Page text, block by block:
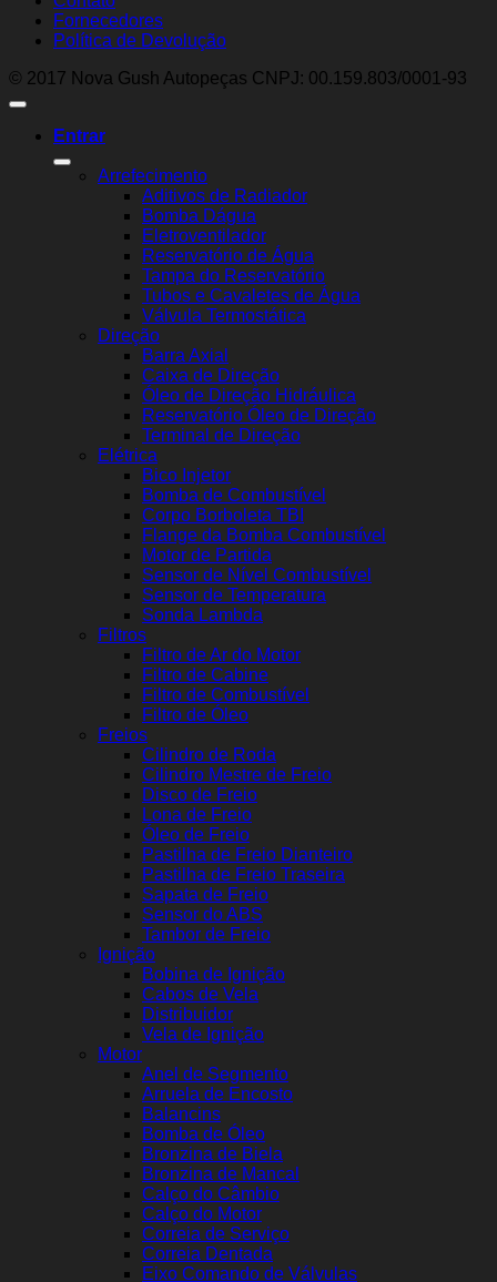
Fornecedores
Política de Devolução
© 2017 Nova Gush Autopeças CNPJ: 00.159.803/0001-93
Entrar
Arrefecimento
Aditivos de Radiador
Bomba Dágua
Eletroventilador
Reservatório de Água
Tampa do Reservatório
Tubos e Cavaletes de Água
Válvula Termostática
Direção
Barra Axial
Caixa de Direção
Óleo de Direção Hidráulica
Reservatório Óleo de Direção
Terminal de Direção
Elétrica
Bico Injetor
Bomba de Combustível
Corpo Borboleta TBI
Flange da Bomba Combustível
Motor de Partida
Sensor de Nível Combustível
Sensor de Temperatura
Sonda Lambda
Filtros
Filtro de Ar do Motor
Filtro de Cabine
Filtro de Combustível
Filtro de Óleo
Freios
Cilindro de Roda
Cilindro Mestre de Freio
Disco de Freio
Lona de Freio
Óleo de Freio
Pastilha de Freio Dianteiro
Pastilha de Freio Traseira
Sapata de Freio
Sensor do ABS
Tambor de Freio
Ignição
Bobina de Ignição
Cabos de Vela
Distribuidor
Vela de Ignição
Motor
Anel de Segmento
Arruela de Encosto
Balancins
Bomba de Óleo
Bronzina de Biela
Bronzina de Mancal
Calço do Câmbio
Calço do Motor
Correia de Serviço
Correia Dentada
Eixo Comando de Válvulas